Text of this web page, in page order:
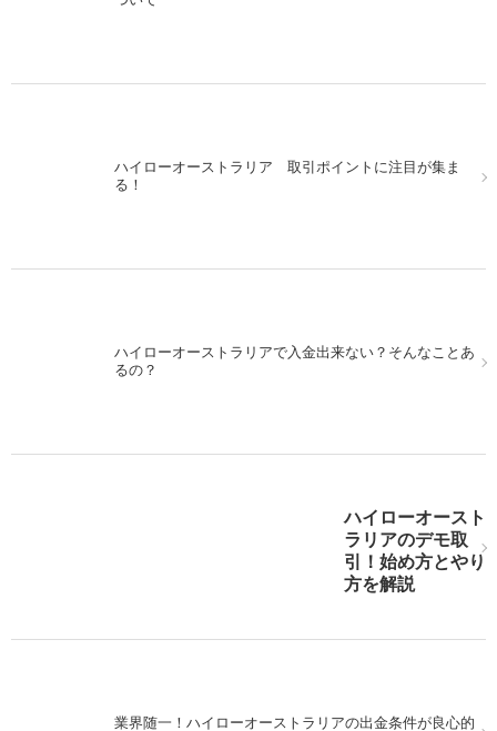
ハイローオーストラリア 取引ポイントに注目が集ま
る！
ハイローオーストラリアで入金出来ない？そんなことあ
るの？
ハイローオースト
ラリアのデモ取
引！始め方とやり
方を解説
業界随一！ハイローオーストラリアの出金条件が良心的
13日の金曜日にハイローオーストラリアで実戦取引をし
てみた！
MACDを使ってハイローオーストラリアで取引。シンプ
ルに行こう！
ハイローオーストラリア実戦。米利上げ後をMACDで狙